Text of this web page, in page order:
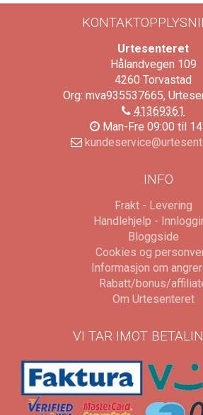
Urtesenteret
Hålandvegen 109
4260 Torvastad
Org: mva935537665,
41369361
Man-Fre 09:00 til
INFO
Frakt - Levering
Handlehjelp -
Bloggside
Cookies og
Informasjon om
Rabatt/bonus/
Om Urtesenteret
VI TAR IMOT